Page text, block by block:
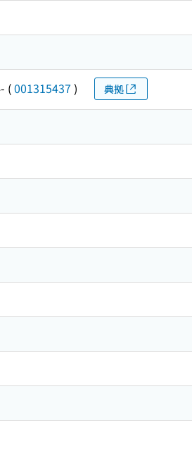
(001315437 ) 典拠